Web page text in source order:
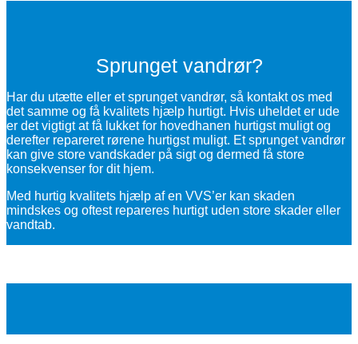
Sprunget vandrør?
Har du utætte eller et sprunget vandrør, så kontakt os med
det samme og få kvalitets hjælp hurtigt. Hvis uheldet er ude
er det vigtigt at få lukket for hovedhanen hurtigst muligt og
derefter repareret rørene hurtigst muligt. Et sprunget vandrør
kan give store vandskader på sigt og dermed få store
konsekvenser for dit hjem.
Med hurtig kvalitets hjælp af en VVS’er kan skaden
mindskes og oftest repareres hurtigt uden store skader eller
vandtab.